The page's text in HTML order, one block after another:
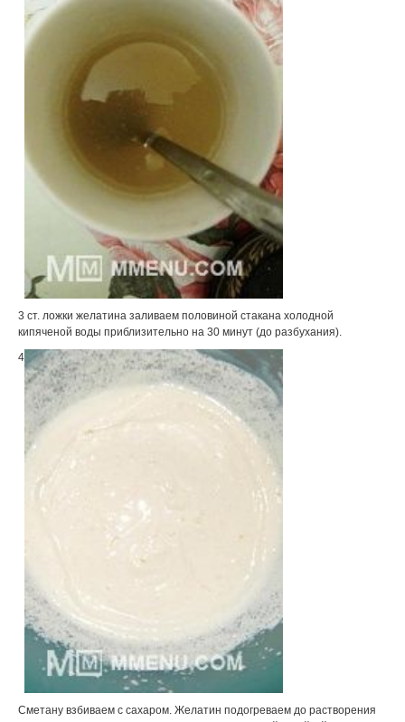
3 ст. ложки желатина заливаем половиной стакана холодной
кипяченой воды приблизительно на 30 минут (до разбухания).
4
Сметану взбиваем с сахаром. Желатин подогреваем до растворения